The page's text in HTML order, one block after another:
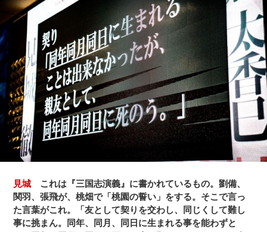
見城 これは『三国志演義』に書かれているもの。劉備、
関羽、張飛が、桃畑で「桃園の誓い」をする。そこで言っ
た言葉がこれ。「友として契りを交わし、同じくして難し
事に挑まん。同年、同月、同日に生まれる事を能わずと